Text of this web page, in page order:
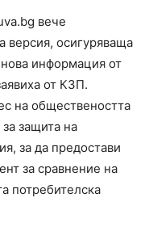
вече
версия, осигуряваща
информация от
от КЗП.
на обществеността
защита на
за да предостави
за сравнение на
потребителска